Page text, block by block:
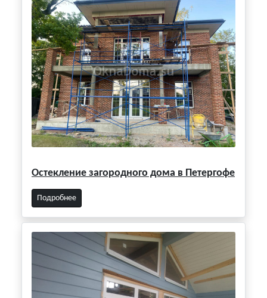
Остекление загородного дома в Петергофе
Подробнее